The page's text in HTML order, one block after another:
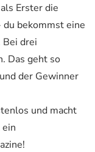
Erster die
bekommst eine
drei
Das geht so
der Gewinner
und macht